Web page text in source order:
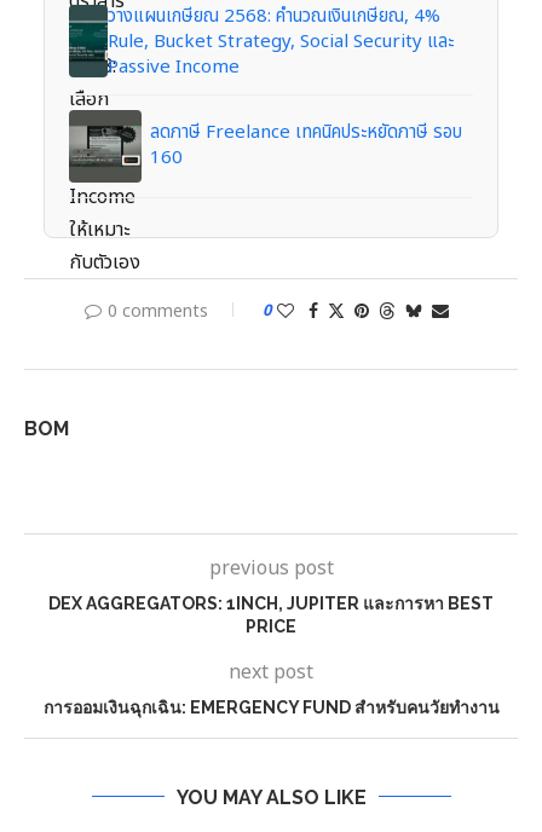
วางแผนเกษียณ 2568: คำนวณเงินเกษียณ, 4%
Rule, Bucket Strategy, Social Security และ
Passive Income
ลดภาษี Freelance เทคนิคประหยัดภาษี รอบ
160
0 comments 0
BOM
previous post
DEX AGGREGATORS: 1INCH, JUPITER และการหา BEST
PRICE
next post
การออมเงินฉุกเฉิน: EMERGENCY FUND สำหรับคนวัยทำงาน
YOU MAY ALSO LIKE